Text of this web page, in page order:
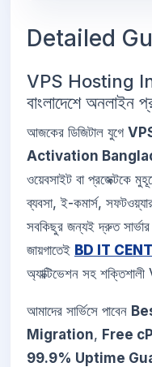
Detailed
VPS Hosting
বাংলাদেশে অনলাইন
আজকের ডিজিটাল যুগে
Activation
ওয়েবসাইট বা প্রজেক্টকে
ব্যবসা, ই-কমার্স,
সবকিছুর জন্যই দ্রুত
জায়গাতেই BD IT
অ্যাক্টিভেশন সহ
আমাদের সার্ভিসে পাবেন
Migration, Free
99.9% Uptime